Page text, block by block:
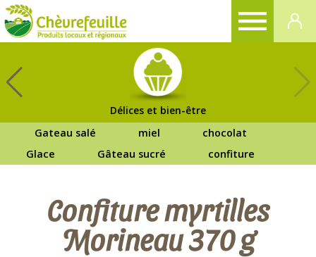
Délices et bien-être
Gateau salé
miel
chocolat
Glace
Gâteau sucré confiture
Confiture myrtilles
Morineau 370 g